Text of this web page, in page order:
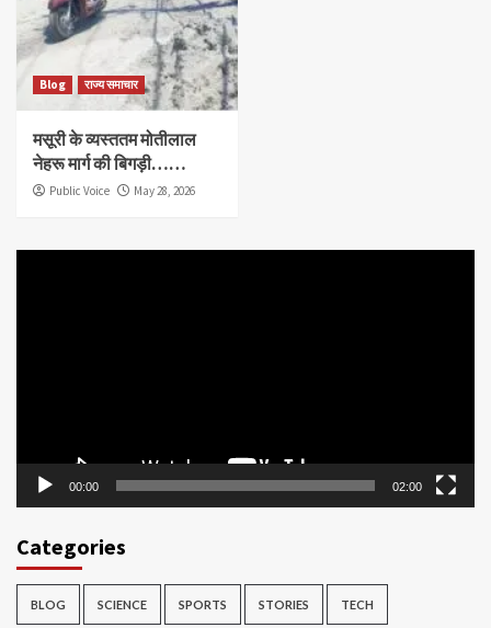
Blog राज्य समाचार
मसूरी के व्यस्ततम मोतीलाल
नेहरू मार्ग की बिगड़ी……
Public Voice May 28, 2026
00:00 02:00
Categories
BLOG SCIENCE SPORTS STORIES TECH